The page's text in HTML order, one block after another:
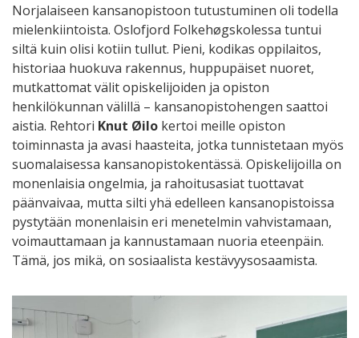
Norjalaiseen kansanopistoon tutustuminen oli todella
mielenkiintoista. Oslofjord Folkehøgskolessa tuntui
siltä kuin olisi kotiin tullut. Pieni, kodikas oppilaitos,
historiaa huokuva rakennus, huppupäiset nuoret,
mutkattomat välit opiskelijoiden ja opiston
henkilökunnan välillä – kansanopistohengen saattoi
aistia. Rehtori Knut Øilo kertoi meille opiston
toiminnasta ja avasi haasteita, jotka tunnistetaan myös
suomalaisessa kansanopistokentässä. Opiskelijoilla on
monenlaisia ongelmia, ja rahoitusasiat tuottavat
päänvaivaa, mutta silti yhä edelleen kansanopistoissa
pystytään monenlaisin eri menetelmin vahvistamaan,
voimauttamaan ja kannustamaan nuoria eteenpäin.
Tämä, jos mikä, on sosiaalista kestävyysosaamista.